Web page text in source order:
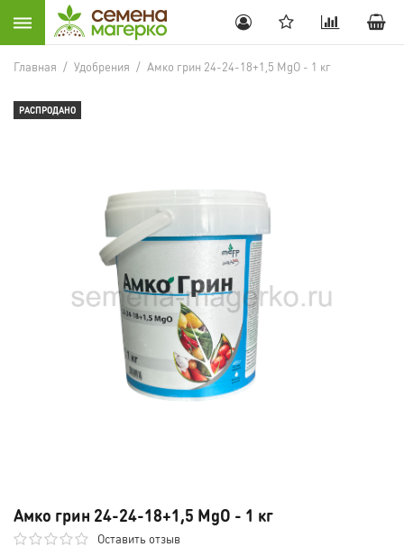
Главная / Удобрения / Амко грин 24-24-18+1,5 MgO - 1 кг
РАСПРОДАНО
Амко грин 24-24-18+1,5 MgO - 1 кг
Оставить отзыв